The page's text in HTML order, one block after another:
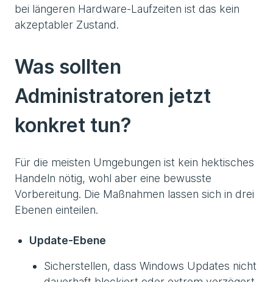
bei längeren Hardware-Laufzeiten ist das kein
akzeptabler Zustand.
Was sollten
Administratoren jetzt
konkret tun?
Für die meisten Umgebungen ist kein hektisches
Handeln nötig, wohl aber eine bewusste
Vorbereitung. Die Maßnahmen lassen sich in drei
Ebenen einteilen.
Update-Ebene
Sicherstellen, dass Windows Updates nicht